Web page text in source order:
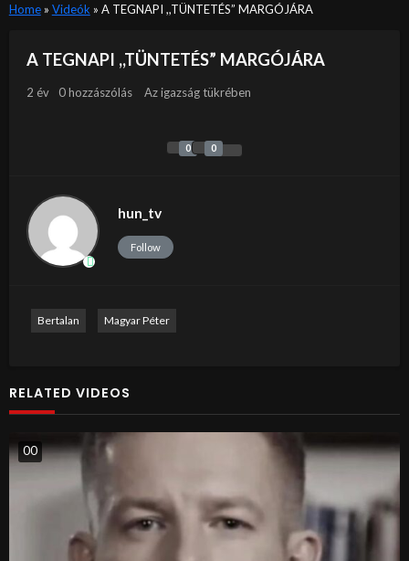
Home» Videók » A TEGNAPI ,,TÜNTETÉS” MARGÓJÁRA
A TEGNAPI ,,TÜNTETÉS” MARGÓJÁRA
2 év 0 hozzászólás Az igazság tükrében
0 0
hun_tv
Follow
Bertalan Magyar Péter
RELATED VIDEOS
00